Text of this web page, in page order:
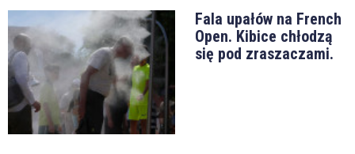
Fala upałów na French
Open. Kibice chłodzą
się pod zraszaczami.